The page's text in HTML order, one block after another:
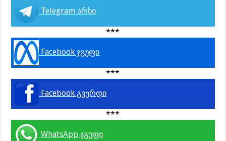
Telegram არხი
***
Facebook ჯგუფი
***
Facebook გვერდი
***
WhatsApp ჯგუფი